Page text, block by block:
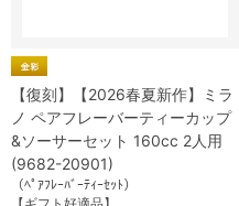
【復刻】【2026春夏新作】ミラ
ノ ペアフレーバーティーカップ
&ソーサーセット 160cc 2人用
(9682-20901)
（ﾍﾟｱﾌﾚｰﾊﾞｰﾃｨｰｾｯﾄ）